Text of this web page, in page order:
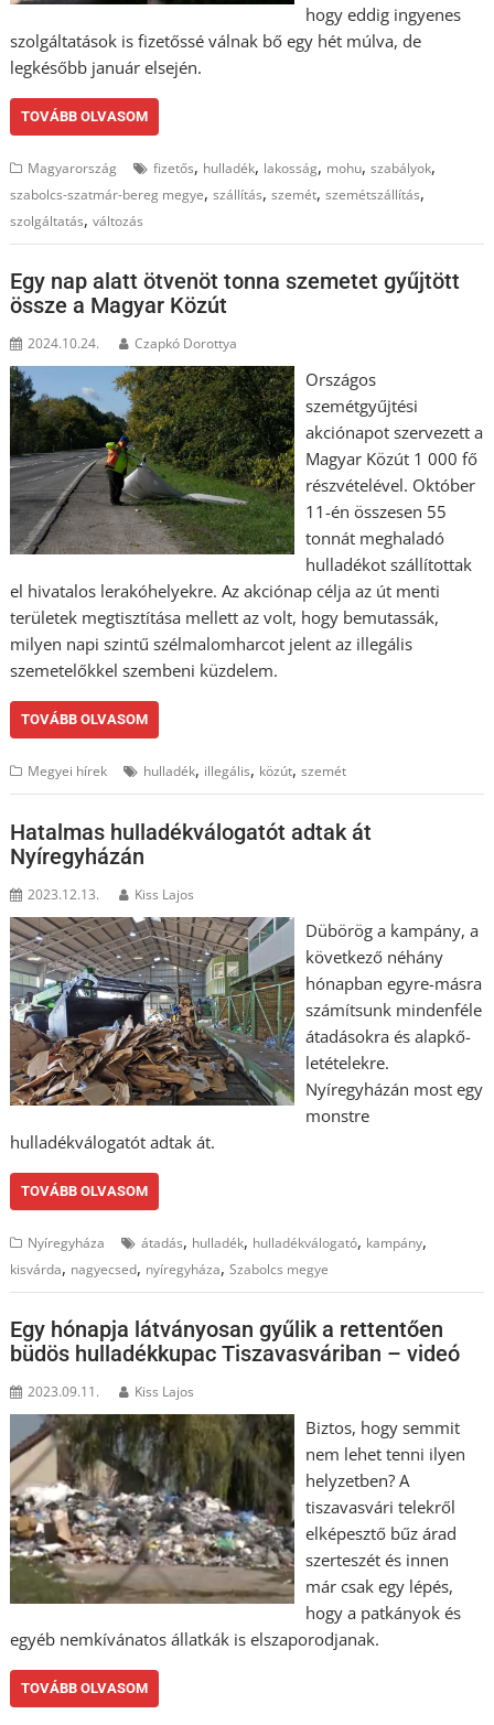
hogy eddig ingyenes
szolgáltatások is fizetőssé válnak bő egy hét múlva, de
legkésőbb január elsején.
TOVÁBB OLVASOM
Magyarország fizetős, hulladék, lakosság, mohu,szabályok,
szabolcs-szatmár-bereg megye,szállítás,szemét,szemétszállítás,
szolgáltatás,változás
Egy nap alatt ötvenöt tonna szemetet gyűjtött
össze a Magyar Közút
2024.10.24. Czapkó Dorottya
Országos
szemétgyűjtési
akciónapot szervezett a
Magyar Közút 1 000 fő
részvételével. Október
11-én összesen 55
tonnát meghaladó
hulladékot szállítottak
el hivatalos lerakóhelyekre. Az akciónap célja az út menti
területek megtisztítása mellett az volt, hogy bemutassák,
milyen napi szintű szélmalomharcot jelent az illegális
szemetelőkkel szembeni küzdelem.
TOVÁBB OLVASOM
Megyei hírek hulladék, illegális, közút,szemét
Hatalmas hulladékválogatót adtak át
Nyíregyházán
2023.12.13. Kiss Lajos
Dübörög a kampány, a
következő néhány
hónapban egyre-másra
számítsunk mindenféle
átadásokra és alapkő-
letételekre.
Nyíregyházán most egy
monstre
hulladékválogatót adtak át.
TOVÁBB OLVASOM
Nyíregyháza átadás, hulladék, hulladékválogató, kampány,
kisvárda, nagyecsed, nyíregyháza,Szabolcs megye
Egy hónapja látványosan gyűlik a rettentően
büdös hulladékkupac Tiszavasváriban – videó
2023.09.11. Kiss Lajos
Biztos, hogy semmit
nem lehet tenni ilyen
helyzetben? A
tiszavasvári telekről
elképesztő bűz árad
szerteszét és innen
már csak egy lépés,
hogy a patkányok és
egyéb nemkívánatos állatkák is elszaporodjanak.
TOVÁBB OLVASOM